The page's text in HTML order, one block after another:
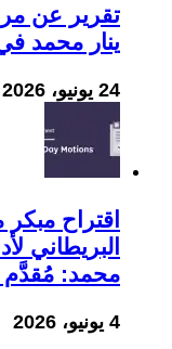
تقرير عن
ينار محمد
24 يونيو، 2026
اقتراح
البريطاني
محمد: مُقدَّم في ٤
4 يونيو، 2026